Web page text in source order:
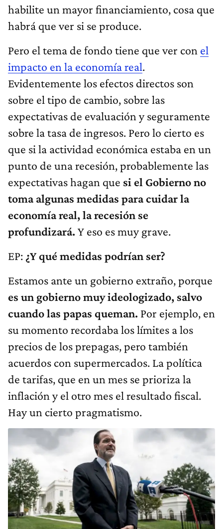
habilite un mayor financiamiento, cosa que
habrá que ver si se produce.
Pero el tema de fondo tiene que ver con el
impacto en la economía real.
Evidentemente los efectos directos son
sobre el tipo de cambio, sobre las
expectativas de evaluación y seguramente
sobre la tasa de ingresos. Pero lo cierto es
que si la actividad económica estaba en un
punto de una recesión, probablemente las
expectativas hagan que si el Gobierno no
toma algunas medidas para cuidar la
economía real, la recesión se
profundizará. Y eso es muy grave.
EP: ¿Y qué medidas podrían ser?
Estamos ante un gobierno extraño, porque
es un gobierno muy ideologizado, salvo
cuando las papas queman. Por ejemplo, en
su momento recordaba los límites a los
precios de los prepagas, pero también
acuerdos con supermercados. La política
de tarifas, que en un mes se prioriza la
inflación y el otro mes el resultado fiscal.
Hay un cierto pragmatismo.